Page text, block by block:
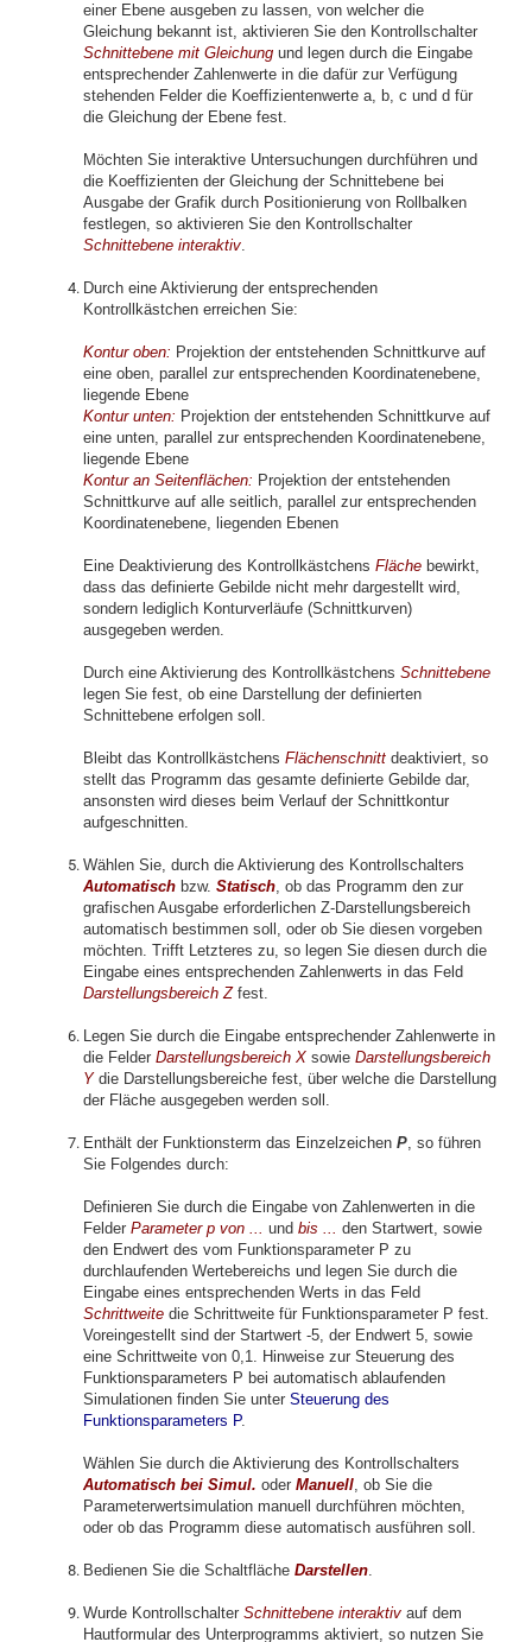
einer Ebene ausgeben zu lassen, von welcher die
Gleichung bekannt ist, aktivieren Sie den Kontrollschalter
Schnittebene mit Gleichung und legen durch die Eingabe
entsprechender Zahlenwerte in die dafür zur Verfügung
stehenden Felder die Koeffizientenwerte a, b, c und d für
die Gleichung der Ebene fest.
Möchten Sie interaktive Untersuchungen durchführen und
die Koeffizienten der Gleichung der Schnittebene bei
Ausgabe der Grafik durch Positionierung von Rollbalken
festlegen, so aktivieren Sie den Kontrollschalter
Schnittebene interaktiv.
Durch eine Aktivierung der entsprechenden
Kontrollkästchen erreichen Sie:
Kontur oben: Projektion der entstehenden Schnittkurve auf
eine oben, parallel zur entsprechenden Koordinatenebene,
liegende Ebene
Kontur unten: Projektion der entstehenden Schnittkurve auf
eine unten, parallel zur entsprechenden Koordinatenebene,
liegende Ebene
Kontur an Seitenflächen: Projektion der entstehenden
Schnittkurve auf alle seitlich, parallel zur entsprechenden
Koordinatenebene, liegenden Ebenen
Eine Deaktivierung des Kontrollkästchens Fläche bewirkt,
dass das definierte Gebilde nicht mehr dargestellt wird,
sondern lediglich Konturverläufe (Schnittkurven)
ausgegeben werden.
Durch eine Aktivierung des Kontrollkästchens Schnittebene
legen Sie fest, ob eine Darstellung der definierten
Schnittebene erfolgen soll.
Bleibt das Kontrollkästchens Flächenschnitt deaktiviert, so
stellt das Programm das gesamte definierte Gebilde dar,
ansonsten wird dieses beim Verlauf der Schnittkontur
aufgeschnitten.
Wählen Sie, durch die Aktivierung des Kontrollschalters
Automatisch bzw. Statisch, ob das Programm den zur
grafischen Ausgabe erforderlichen Z-Darstellungsbereich
automatisch bestimmen soll, oder ob Sie diesen vorgeben
möchten. Trifft Letzteres zu, so legen Sie diesen durch die
Eingabe eines entsprechenden Zahlenwerts in das Feld
Darstellungsbereich Zfest.
Legen Sie durch die Eingabe entsprechender Zahlenwerte in
die Felder Darstellungsbereich X sowie Darstellungsbereich
Ydie Darstellungsbereiche fest, über welche die Darstellung
der Fläche ausgegeben werden soll.
Enthält der Funktionsterm das Einzelzeichen P, so führen
Sie Folgendes durch:
Definieren Sie durch die Eingabe von Zahlenwerten in die
Felder Parameter p von ... und bis ... den Startwert, sowie
den Endwert des vom Funktionsparameter P zu
durchlaufenden Wertebereichs und legen Sie durch die
Eingabe eines entsprechenden Werts in das Feld
Schrittweite die Schrittweite für Funktionsparameter P fest.
Voreingestellt sind der Startwert -5, der Endwert 5, sowie
eine Schrittweite von 0,1. Hinweise zur Steuerung des
Funktionsparameters P bei automatisch ablaufenden
Simulationen finden Sie unter Steuerung des
Funktionsparameters P.
Wählen Sie durch die Aktivierung des Kontrollschalters
Automatisch bei Simul. oder Manuell, ob Sie die
Parameterwertsimulation manuell durchführen möchten,
oder ob das Programm diese automatisch ausführen soll.
Bedienen Sie die Schaltfläche Darstellen.
Wurde Kontrollschalter Schnittebene interaktiv auf dem
Hautformular des Unterprogramms aktiviert, so nutzen Sie